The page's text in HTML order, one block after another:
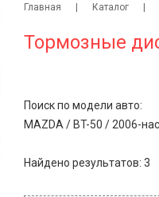
Главная Каталог
Тормозные
Поиск по модели авто:
MAZDA / BT-50 / 2006-
Найдено результатов: 3